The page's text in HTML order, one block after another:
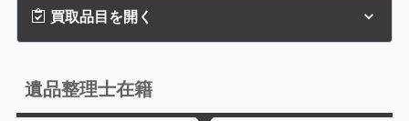
買取品目を開く
遺品整理士在籍